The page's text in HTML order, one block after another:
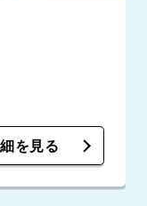
を見る